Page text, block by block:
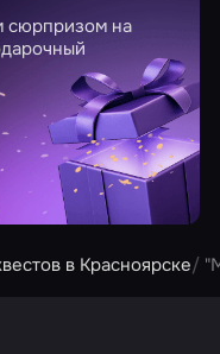
сюрпризом на
в Красноярске